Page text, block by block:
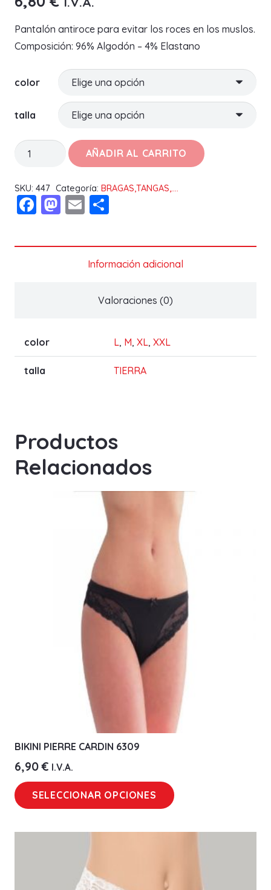
Pantalón antiroce para evitar los roces en los muslos.
Composición: 96% Algodón – 4% Elastano
color
talla
BRAGA
213
NAIARA
cantidad
AÑADIR AL CARRITO
SKU: 447 Categoría: BRAGAS,TANGAS,....
Facebook
Mastodon
Email
Información adicional
Valoraciones (0)
color L, M, XL, XXL
talla TIERRA
Productos
Relacionados
BIKINI PIERRE CARDIN 6309
6,90€ I.V.A.
SELECCIONAR OPCIONES
múltiples